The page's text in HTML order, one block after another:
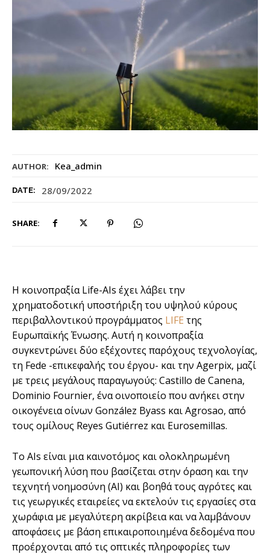
AUTHOR: Kea_admin
DATE: 28/09/2022
SHARE:
Η κοινοπραξία Life-AIs έχει λάβει την
χρηματοδοτική υποστήριξη του υψηλού κύρους
περιβαλλοντικού προγράμματος LIFE της
Ευρωπαϊκής Ένωσης. Αυτή η κοινοπραξία
συγκεντρώνει δύο εξέχοντες παρόχους τεχνολογίας,
τη Fede -επικεφαλής του έργου- και την Agerpix, μαζί
με τρεις μεγάλους παραγωγούς: Castillo de Canena,
Dominio Fournier, ένα οινοποιείο που ανήκει στην
οικογένεια οίνων González Byass και Agrosao, από
τους ομίλους Reyes Gutiérrez και Eurosemillas.
Το AIs είναι μια καινοτόμος και ολοκληρωμένη
γεωπονική λύση που βασίζεται στην όραση και την
τεχνητή νοημοσύνη (AI) και βοηθά τους αγρότες και
τις γεωργικές εταιρείες να εκτελούν τις εργασίες στα
χωράφια με μεγαλύτερη ακρίβεια και να λαμβάνουν
αποφάσεις με βάση επικαιροποιημένα δεδομένα που
προέρχονται από τις οπτικές πληροφορίες των